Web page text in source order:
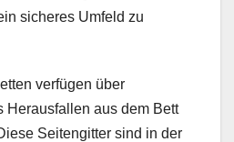
sicheres Umfeld zu
verfügen über
Herausfallen aus dem Bett
Seitengitter sind in der